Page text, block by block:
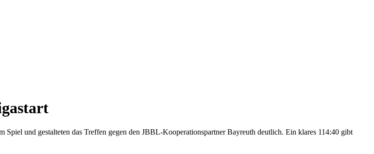
und gestalteten das Treffen gegen den JBBL-Kooperationspartner Bayreuth deutlich. Ein klares 114:40 gibt